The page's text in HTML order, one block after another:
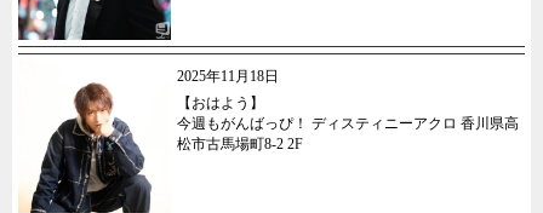
2025年11月18日
【おはよう】
今週もがんばっぴ！ ディスティニーアクロ 香川県高
松市古馬場町8-2 2F